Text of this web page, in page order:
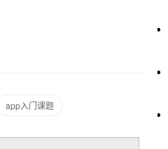
通
发
app入门课题